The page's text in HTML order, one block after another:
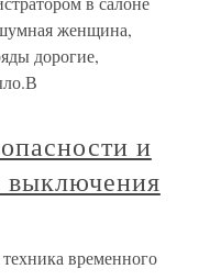
женщина,
дорогие,
и
выключения
временного